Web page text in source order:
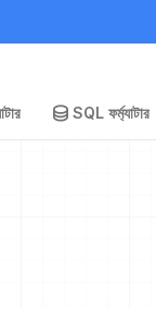
SQL ফর্ম্যাটার